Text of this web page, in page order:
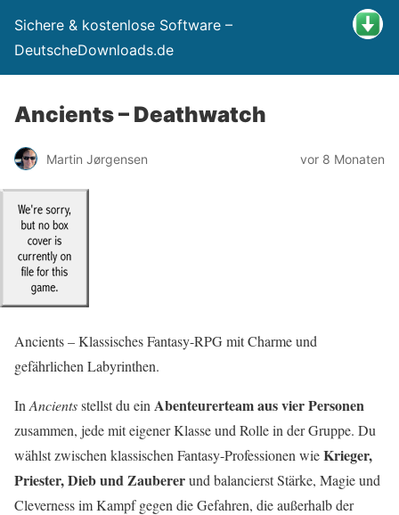
Sichere & kostenlose Software –
DeutscheDownloads.de
Ancients – Deathwatch
Martin Jørgensen vor 8 Monaten
Ancients – Klassisches Fantasy-RPG mit Charme und
gefährlichen Labyrinthen.
In Ancientsstellst du ein Abenteurerteam aus vier Personen
zusammen, jede mit eigener Klasse und Rolle in der Gruppe. Du
wählst zwischen klassischen Fantasy-Professionen wieKrieger,
Priester, Dieb und Zaubererund balancierst Stärke, Magie und
Cleverness im Kampf gegen die Gefahren, die außerhalb der